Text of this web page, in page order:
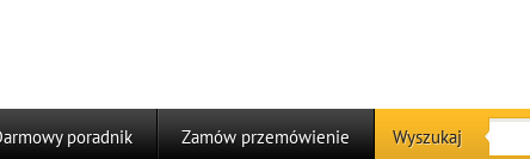
poradnik Zamów przemówienie Wyszukaj